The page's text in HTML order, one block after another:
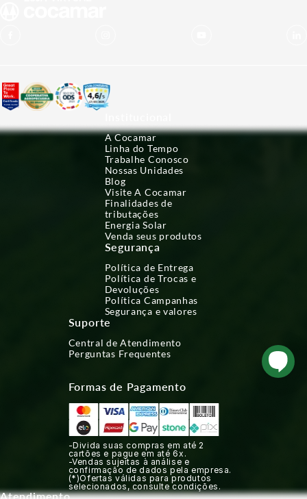
A Cocamar
Linha do Tempo
Trabalhe Conosco
Nossas Unidades
Blog
Visite A Cocamar
Finalidades de
tributações
Energia Solar
Venda seus produtos
Segurança
Política de Entrega
Política de Trocas e
Devoluções
Política Campanhas
Segurança e valores
Suporte
Central de Atendimento
Perguntas Frequentes
Formas de Pagamento
-Divida suas compras em até 2
cartões e pague em até 6x.
-Vendas sujeitas à análise e
confirmação de dados pela empresa.
(*)Ofertas válidas para produtos
selecionados, consulte condições.
Atendimento